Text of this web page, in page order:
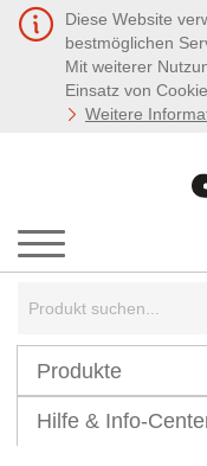
Diese Website
bestmöglichen
Mit weiterer
Einsatz von
Weitere
Menü
Produkte
Hilfe & Info-